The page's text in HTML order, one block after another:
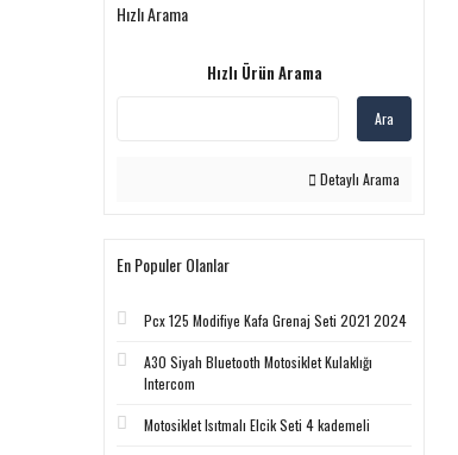
Hızlı Arama
Hızlı Ürün Arama
Ara
Detaylı Arama
En Populer Olanlar
Pcx 125 Modifiye Kafa Grenaj Seti 2021 2024
A30 Siyah Bluetooth Motosiklet Kulaklığı
Intercom
Motosiklet Isıtmalı Elcik Seti 4 kademeli